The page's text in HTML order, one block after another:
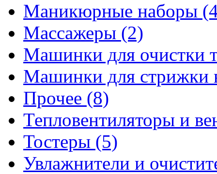
Маникюрные наборы
Массажеры (2)
Машинки для очистки
Машинки для стрижки
Прочее (8)
Тепловентиляторы и
Тостеры (5)
Увлажнители и